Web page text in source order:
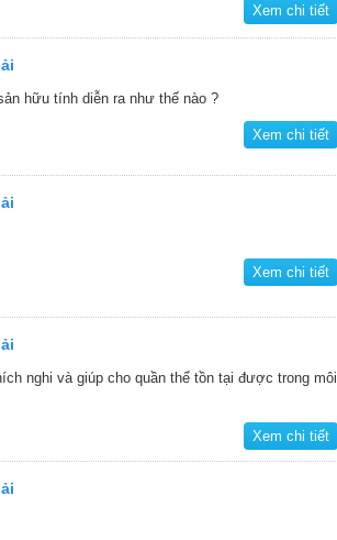
Xem chi tiết
hữu tính diễn ra như thế nào ?
Xem chi tiết
Xem chi tiết
nghi và giúp cho quần thể tồn tại được trong môi
Xem chi tiết